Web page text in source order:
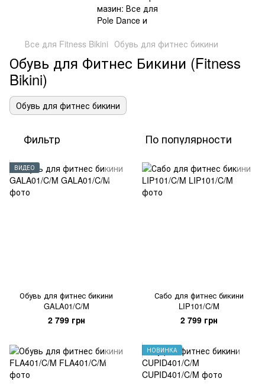
Все для Fitness Bikini Обувь для фитнес бикини
Обувь для Фитнес Бикини (Fitness
Bikini)
Обувь для фитнес бикини
Фильтр По популярности
ВИДЕО
Обувь для фитнес бикини
GALA01/C/M
2 799 грн
Сабо для фитнес бикини
LIP101/C/M
2 799 грн
НОВИНКА